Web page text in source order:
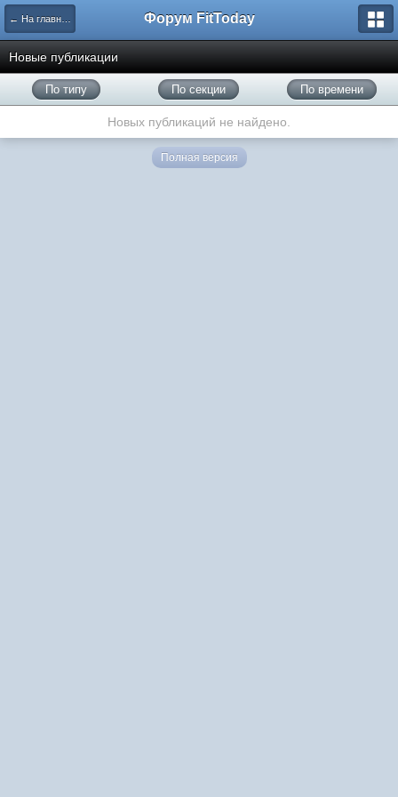
← На главную Форум FitToday
Новые публикации
По типу По секции По времени
Новых публикаций не найдено.
Полная версия